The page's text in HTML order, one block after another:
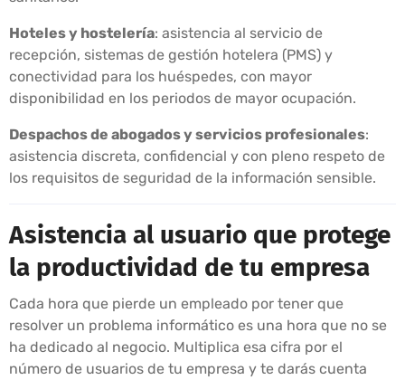
Hoteles y hostelería: asistencia al servicio de
recepción, sistemas de gestión hotelera (PMS) y
conectividad para los huéspedes, con mayor
disponibilidad en los periodos de mayor ocupación.
Despachos de abogados y servicios profesionales:
asistencia discreta, confidencial y con pleno respeto de
los requisitos de seguridad de la información sensible.
Asistencia al usuario que protege
la productividad de tu empresa
Cada hora que pierde un empleado por tener que
resolver un problema informático es una hora que no se
ha dedicado al negocio. Multiplica esa cifra por el
número de usuarios de tu empresa y te darás cuenta